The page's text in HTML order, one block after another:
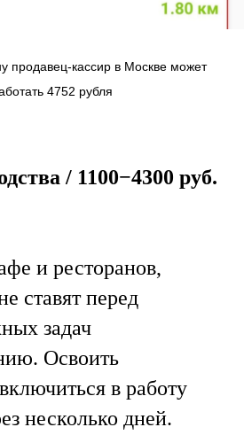
продавец-кассир в Москве может
4752 рубля
/ 1100−4300 руб.
и ресторанов,
ставят перед
задач
Освоить
в работу
несколько дней.